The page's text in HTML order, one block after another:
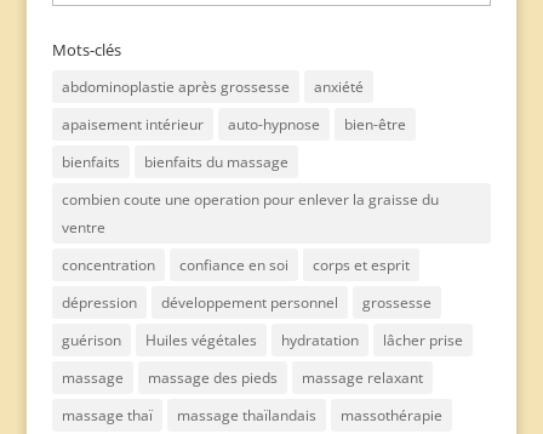
Mots-clés
abdominoplastie après grossesse
anxiété
apaisement intérieur
auto-hypnose
bien-être
bienfaits
bienfaits du massage
combien coute une operation pour enlever la graisse du
ventre
concentration
confiance en soi
corps et esprit
dépression
développement personnel
grossesse
guérison
Huiles végétales hydratation
lâcher prise
massage
massage des pieds
massage relaxant
massage thaï
massage thaïlandais
massothérapie